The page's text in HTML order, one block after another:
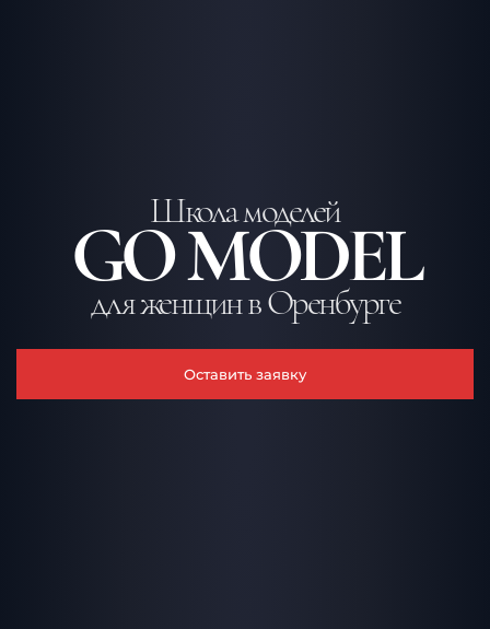
Школа моделей
GO MODEL
для женщин в Оренбурге
Оставить заявку